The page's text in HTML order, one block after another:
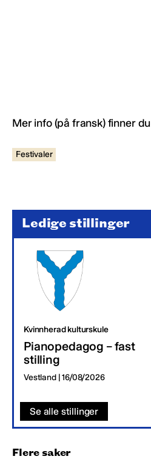
Mer info (på fransk) finner du
Festivaler
Ledige stillinger
Kvinnherad kulturskule
Pianopedagog – fast
stilling
Vestland | 16/08/2026
Se alle stillinger
Flere saker